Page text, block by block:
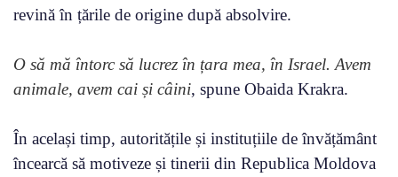
revină în țările de origine după absolvire.
O să mă întorc să lucrez în țara mea, în Israel. Avem
animale, avem cai și câini, spune Obaida Krakra.
În același timp, autoritățile și instituțiile de învățământ
încearcă să motiveze și tinerii din Republica Moldova